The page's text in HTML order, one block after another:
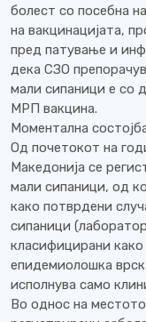
болест со посебна
на вакцинацијата,
пред патување и
дека СЗО
мали сипаници е со
МРП вакцина.
Моментална
Од почетокот на
Македонија се
мали сипаници, од
како потврдени
сипаници
класифицирани како
епидемиолошка
исполнува само
Во однос на